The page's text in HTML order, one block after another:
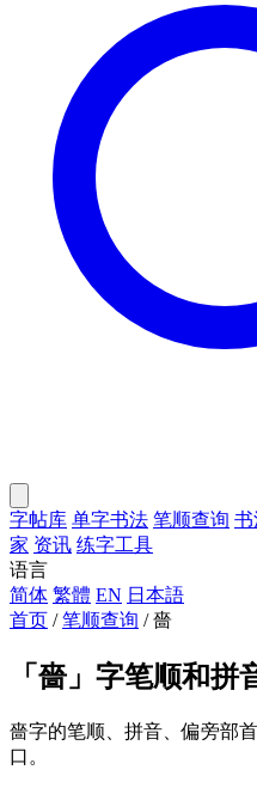
字帖库 单字书法 笔顺查询 书
家 资讯 练字工具
语言
简体 繁體 EN 日本語
首页 / 笔顺查询 / 嗇
「 嗇 」字笔顺和拼
嗇字的笔顺、拼音、偏旁部
口。